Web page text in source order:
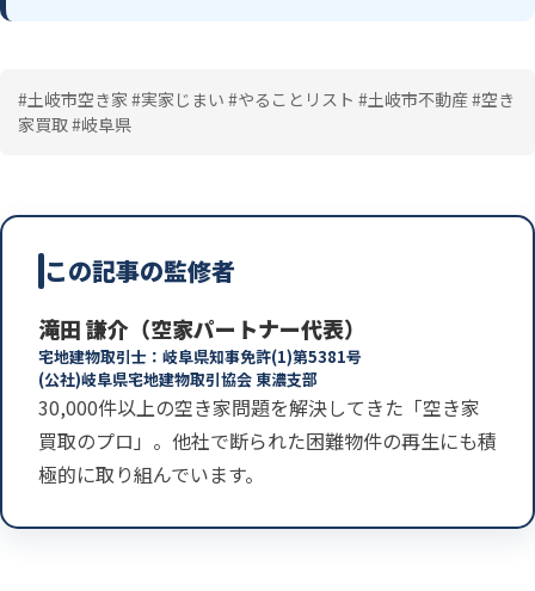
#土岐市空き家 #実家じまい #やることリスト #土岐市不動産 #空き
家買取 #岐阜県
この記事の監修者
滝田 謙介（空家パートナー代表）
宅地建物取引士：岐阜県知事免許(1)第5381号
(公社)岐阜県宅地建物取引協会 東濃支部
30,000件以上の空き家問題を解決してきた「空き家
買取のプロ」。他社で断られた困難物件の再生にも積
極的に取り組んでいます。